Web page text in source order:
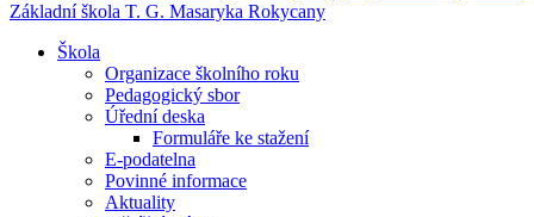
Základní škola T. G. Masaryka Rokycany
Škola
Organizace školního roku
Pedagogický sbor
Úřední deska
Formuláře ke stažení
E-podatelna
Povinné informace
Aktuality